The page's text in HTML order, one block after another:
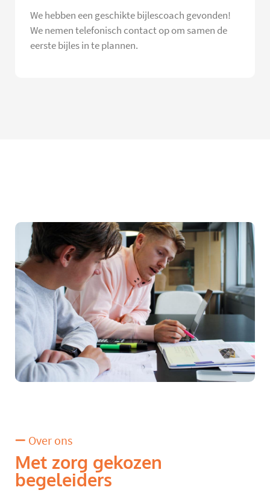
We hebben een geschikte bijlescoach gevonden!
We nemen telefonisch contact op om samen de
eerste bijles in te plannen.
Over ons
Met zorg gekozen
begeleiders